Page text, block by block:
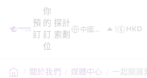
預
訂
你
的
訂
位
探
索
計
劃
/ 關於我們 / 媒體中心 / 一起開展